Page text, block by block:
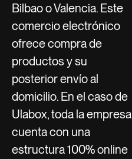
Bilbao o Valencia. Este
comercio electrónico
ofrece compra de
productos y su
posterior envío al
domicilio. En el caso de
Ulabox, toda la empresa
cuenta con una
estructura 100% online